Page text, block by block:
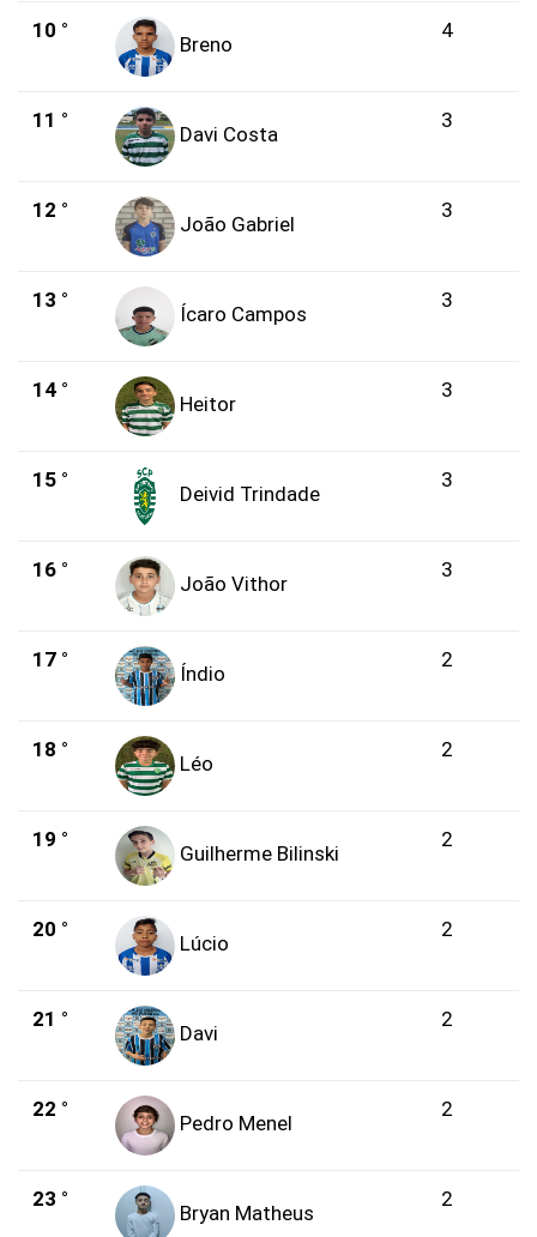
10 °
Breno
4
11 °
Davi Costa
3
12 °
João Gabriel
3
13 °
Ícaro Campos
3
14 °
Heitor
3
15 °
Deivid Trindade
3
16 °
João Vithor
3
17 °
Índio
2
18 °
Léo
2
19 °
Guilherme Bilinski
2
20 °
Lúcio
2
21 °
Davi
2
22 °
Pedro Menel
2
23 °
Bryan Matheus
2